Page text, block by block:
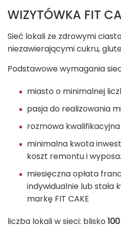
WIZYTÓWKA FIT
Sieć lokali ze zdrowymi
niezawierającymi cukru,
Podstawowe wymagania
miasto o minimalnej
pasja do realizowania
rozmowa kwalifikacyjna
minimalna kwota
koszt remontu i
miesięczna opłata
indywidualnie lub stała
markę FIT CAKE
liczba lokali w sieci: blisko 100